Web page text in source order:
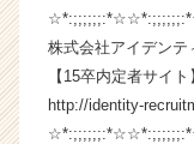
株式会社アイデンテ
【15卒内定者サイト
http://identity-